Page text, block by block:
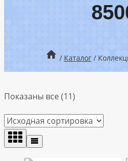
/ Каталог /
Показаны все (11)